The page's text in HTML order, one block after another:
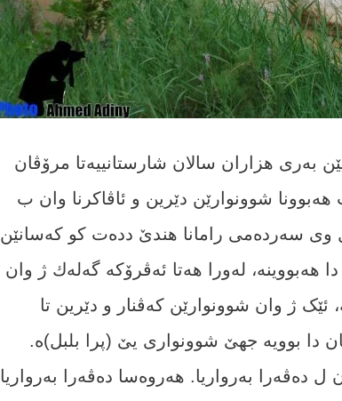
بەری ھزاران سالان شارستانییەتا مرۆڤان
شوونوارێن دێرین و ئاڤاکرنا وان ب
وی سەردەمی رامانا ھندێ ددەت کو کەسانێن
ھەبووینە، لەورا ھەتا ئەڤرۆکە گه‌له‌ك ژ وان
ژ وان شوونوارێن کەڤنار و دێرین تا
دا بوویە جھێ شوونواری یێ (پرا بلبل)ە.
بەرواریا. ھەروەسا دەڤەرا بەرواریا